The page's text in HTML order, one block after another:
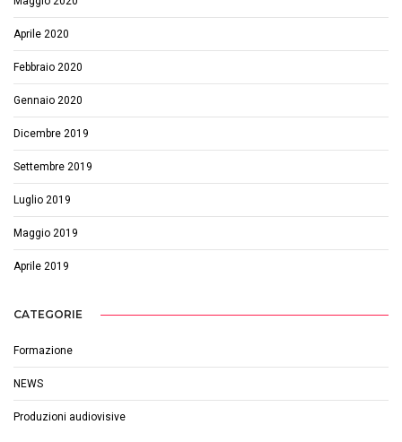
Aprile 2020
Febbraio 2020
Gennaio 2020
Dicembre 2019
Settembre 2019
Luglio 2019
Maggio 2019
Aprile 2019
CATEGORIE
Formazione
NEWS
Produzioni audiovisive